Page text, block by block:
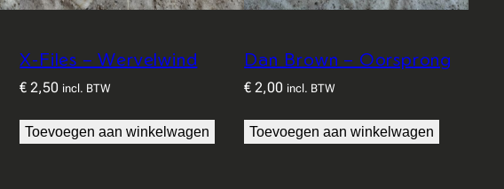
X-Files – Wervelwind
€ 2,50 incl. BTW
Toevoegen aan winkelwagen
Dan Brown – Oorsprong
€ 2,00 incl. BTW
Toevoegen aan winkelwagen